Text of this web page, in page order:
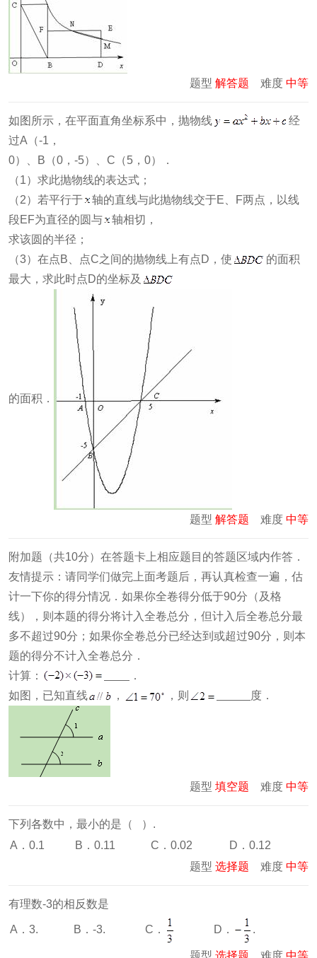
题型 解答题 难度 中等
如图所示，在平面直角坐标系中，抛物线
经
过A（-1，
0）、B（0，-5）、C（5，0）．
（1）求此抛物线的表达式；
（2）若平行于
轴的直线与此抛物线交于E、F两点，以线
段EF为直径的圆与
轴相切，
求该圆的半径；
（3）在点B、点C之间的抛物线上有点D，使
的面积
最大，求此时点D的坐标及
的面积．
题型 解答题 难度 中等
附加题（共10分）在答题卡上相应题目的答题区域内作答．
友情提示：请同学们做完上面考题后，再认真检查一遍，估
计一下你的得分情况．如果你全卷得分低于90分（及格
线），则本题的得分将计入全卷总分，但计入后全卷总分最
多不超过90分；如果你全卷总分已经达到或超过90分，则本
题的得分不计入全卷总分．
计算：
．
如图，已知直线
， ，则 度．
题型 填空题 难度 中等
下列各数中，最小的是（ ）.
A．0.1
B．0.11 C．0.02
D．0.12
题型 选择题 难度 中等
有理数-3的相反数是
A．3. B．-3. C． D． .
题型 选择题 难度 中等